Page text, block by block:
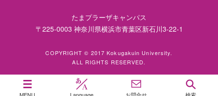
たまプラーザキャンパス
〒225-0003 神奈川県横浜市青葉区新石川3-22-1
COPYRIGHT © 2017 Kokugakuin University.
ALL RIGHTS RESERVED.